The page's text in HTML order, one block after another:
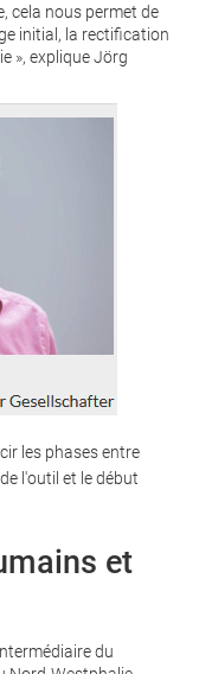
cela nous permet de
initial, la rectification
», explique Jörg
les phases entre
l'outil et le début
et
du